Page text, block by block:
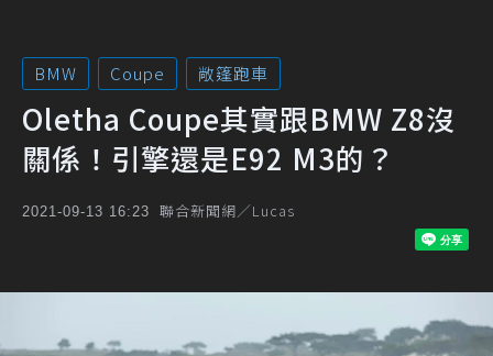
BMW Coupe 敞篷跑車
Oletha Coupe其實跟BMW Z8沒
關係！引擎還是E92 M3的？
2021-09-13 16:23 聯合新聞網／Lucas